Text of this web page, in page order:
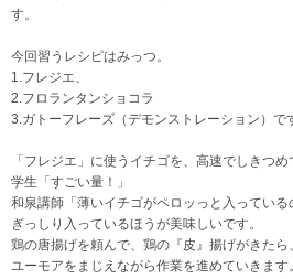
す。
今回習うレシピはみっつ。
1.フレジエ、
2.フロランタンショコラ
3.ガトーフレーズ（デモンストレーション）で
「フレジエ」に使うイチゴを、高速でしきつめ
学生「すごい量！」
和泉講師「薄いイチゴがペロッっと入っている
ぎっしり入っているほうが美味しいです。
鶏の唐揚げを頼んで、鶏の『皮』揚げがきたら
ユーモアをまじえながら作業を進めていきます。